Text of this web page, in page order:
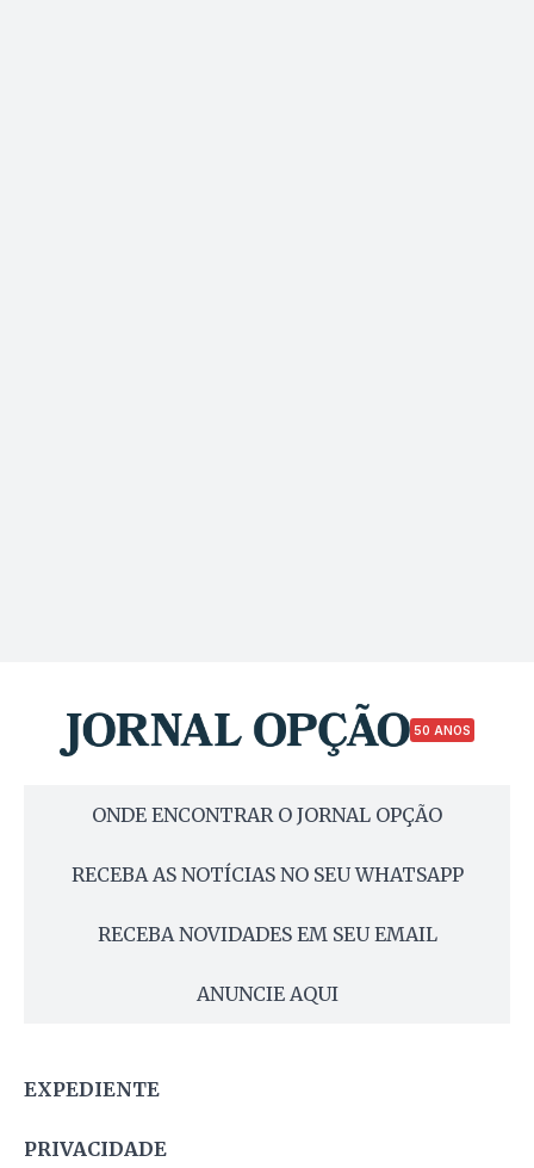
50 ANOS
ONDE ENCONTRAR O JORNAL OPÇÃO
RECEBA AS NOTÍCIAS NO SEU WHATSAPP
RECEBA NOVIDADES EM SEU EMAIL
ANUNCIE AQUI
EXPEDIENTE
PRIVACIDADE